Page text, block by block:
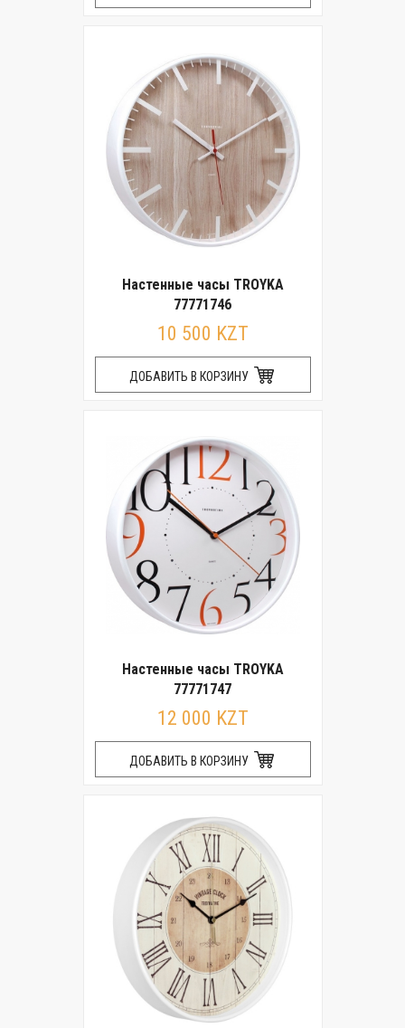
Настенные часы TROYKA
77771746
10 500 KZT
ДОБАВИТЬ В КОРЗИНУ
Настенные часы TROYKA
77771747
12 000 KZT
ДОБАВИТЬ В КОРЗИНУ